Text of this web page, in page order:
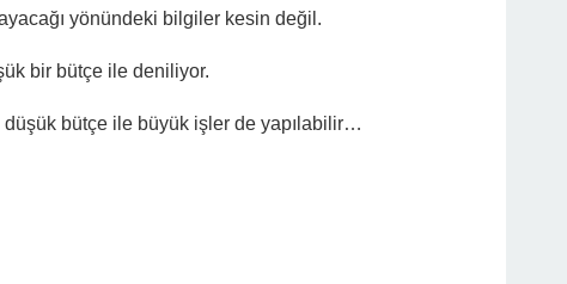
yönündeki bilgiler kesin değil.
bir bütçe ile deniliyor.
bütçe ile büyük işler de yapılabilir…